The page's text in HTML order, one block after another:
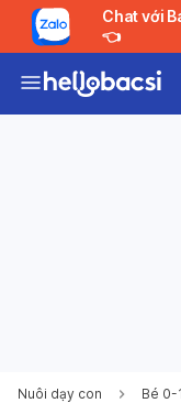
Chat với Bác sĩ ngay
👈
Nuôi dạy con Bé 0-